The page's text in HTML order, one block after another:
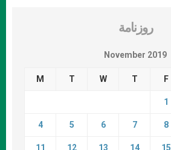
روزنامة
November 2019
M T W T F
1
4 5 6 7 8
11 12 13 14 15